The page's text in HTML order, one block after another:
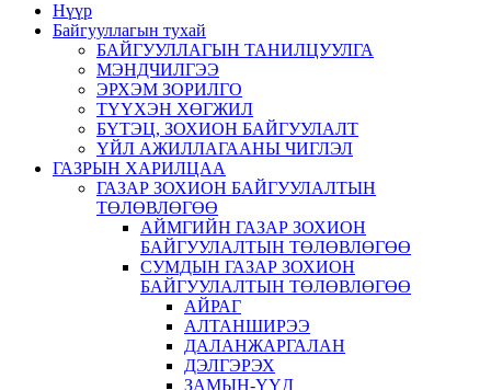
Нүүр
Байгууллагын тухай
БАЙГУУЛЛАГЫН ТАНИЛЦУУЛГА
МЭНДЧИЛГЭЭ
ЭРХЭМ ЗОРИЛГО
ТҮҮХЭН ХӨГЖИЛ
БҮТЭЦ, ЗОХИОН БАЙГУУЛАЛТ
ҮЙЛ АЖИЛЛАГААНЫ ЧИГЛЭЛ
ГАЗРЫН ХАРИЛЦАА
ГАЗАР ЗОХИОН БАЙГУУЛАЛТЫН
ТӨЛӨВЛӨГӨӨ
АЙМГИЙН ГАЗАР ЗОХИОН
БАЙГУУЛАЛТЫН ТӨЛӨВЛӨГӨӨ
СУМДЫН ГАЗАР ЗОХИОН
БАЙГУУЛАЛТЫН ТӨЛӨВЛӨГӨӨ
АЙРАГ
АЛТАНШИРЭЭ
ДАЛАНЖАРГАЛАН
ДЭЛГЭРЭХ
ЗАМЫН-ҮҮД